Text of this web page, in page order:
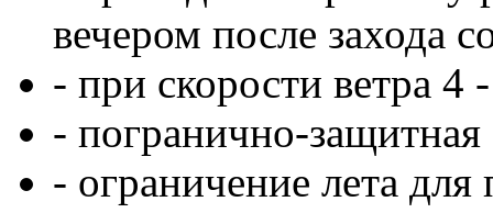
вечером после захода
- при скорости ветра 4
- погранично-
- ограничение лета